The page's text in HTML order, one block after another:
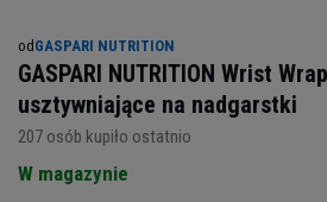
od GASPARI NUTRITION
GASPARI NUTRITION Wrist
usztywniające na nadgarstki
207 osób kupiło ostatnio
W magazynie